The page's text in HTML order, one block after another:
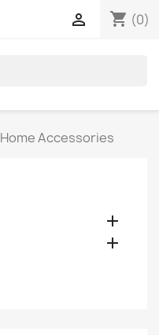
shopping_cart (0)

Home Accessories

